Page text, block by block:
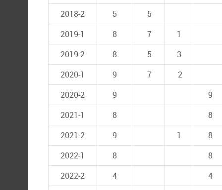
2018-2
5
5
2019-1
8 7
1
2019-2
8 5
3
2020-1
9 7
2
2020-2
9
9
2021-1
8
8
2021-2
9 1
8
2022-1
8
8
2022-2
4
4